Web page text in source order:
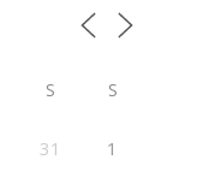
S S
31 1